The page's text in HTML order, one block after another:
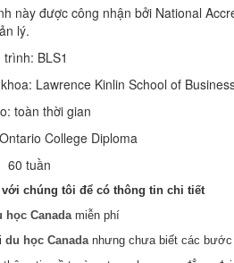
này được công nhận bởi National
lý.
BLS1
Lawrence Kinlin School of
toàn thời gian
College Diploma
60 tuần
với chúng tôi để có thông tin chi tiết
học Canadamiễn phí
du học Canadanhưng chưa biết các bước